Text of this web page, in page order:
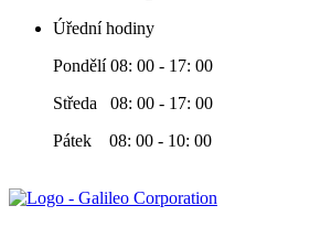
Úřední hodiny
Pondělí 08: 00 - 17: 00
Středa 08: 00 - 17: 00
Pátek 08: 00 - 10: 00